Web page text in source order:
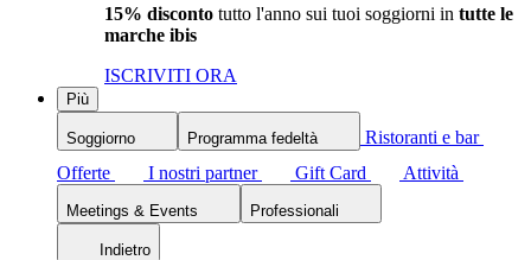
15% disconto tutto l'anno sui tuoi soggiorni in tutte le
marche ibis
ISCRIVITI ORA
Più
Soggiorno Programma fedeltà
Ristoranti e bar
Offerte
I nostri partner Gift Card Attività
Meetings & Events Professionali
Indietro